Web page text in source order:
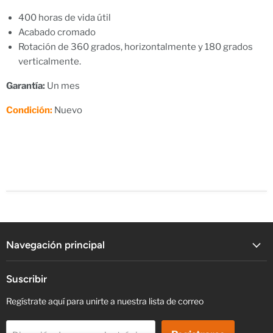
400 horas de vida útil
Acabado cromado
Rotación de 360 ​​grados, horizontalmente y 180 grados
verticalmente.
Garantía: Un mes
Condición: Nuevo
Navegación principal
Suscribir
Regístrate aquí para unirte a nuestra lista de correo